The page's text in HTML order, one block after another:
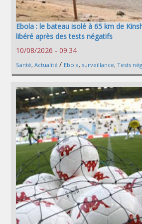
Ebola : le bateau isolé à 65 km de
libéré après des tests négatifs
10/08/2026 - 09:34
Santé, Actualité / Ebola, surveillance, Tests